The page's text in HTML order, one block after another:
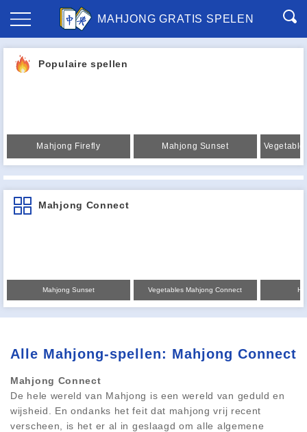
MAHJONG GRATIS SPELEN
Populaire spellen
Mahjong Firefly Mahjong Sunset
Mahjong Connect
Mahjong Sunset Vegetables Mahjong Connect
Alle Mahjong-spellen: Mahjong Connect
Mahjong Connect
De hele wereld van Mahjong is een wereld van geduld en
wijsheid. En ondanks het feit dat mahjong vrij recent
verscheen, is het er al in geslaagd om alle algemene